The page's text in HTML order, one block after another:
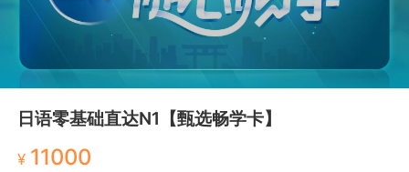
日语零基础直达N1【甄选畅学卡】
¥ 11000